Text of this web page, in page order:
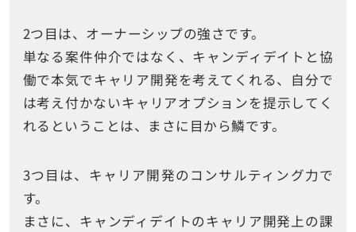
2つ目は、オーナーシップの強さです。
単なる案件仲介ではなく、キャンディデイトと協
働で本気でキャリア開発を考えてくれる、自分で
は考え付かないキャリアオプションを提示してく
れるということは、まさに目から鱗です。
3つ目は、キャリア開発のコンサルティング力で
す。
まさに、キャンディデイトのキャリア開発上の課